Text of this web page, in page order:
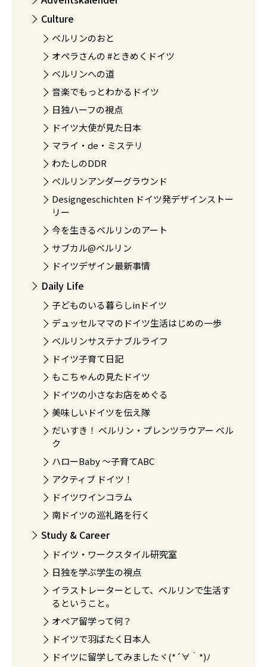
Culture
ベルリンのおと
オペラさんの #ときめくドイツ
ベルリンへの道
音楽でもっとわかるドイツ
日独ハーフの視点
ドイツ大使が見た日本
マライ・de・ミステリ
わたしのDDR
ベルリンアンダーグラウンド
Designgeschichten ドイツ発デザインストー
リー
今を生きるベルリンのアート
サブカル@ベルリン
ドイツデザイン最新事情
Daily Life
子どものいる暮らしinドイツ
デュッセルママのドイツ生活はじめの一歩
ベルリンサステナブルライフ
ドイツ子育て日記
もこちゃんの見たドイツ
ドイツの小さなお店をめぐる
美味しいドイツを伝え隊
だいすき！ ベルリン・プレンツラウアー ベル
ク
ハローBaby 〜子育てABC
アクティブ ドイツ！
ドイツワインコラム
南ドイツの巡礼路を行く
Study & Career
ドイツ・ワークスタイル研究室
日独を学ぶ学生の視点
イラストレーターとして、ベルリンで生活す
るということ。
オペア留学って何？
ドイツで羽ばたく日本人
ドイツに留学してみましたヾ(*´∀｀*)ﾉ